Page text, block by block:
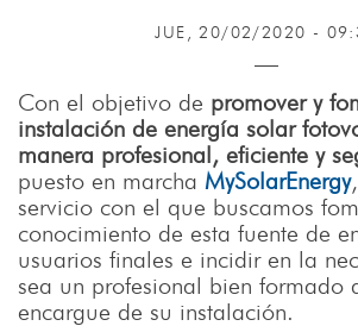
JUE, 20/02/2020 -
Con el objetivo de promover y
instalación de energía solar
manera profesional, eficiente y
puesto en marcha MySolarEnergy
servicio con el que buscamos
conocimiento de esta fuente de
usuarios finales e incidir en la
sea un profesional bien formado
encargue de su instalación.